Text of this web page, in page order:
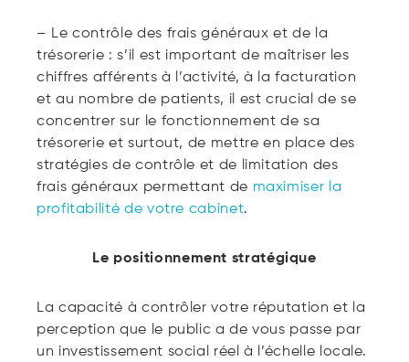
– Le contrôle des frais généraux et de la
trésorerie : s’il est important de maîtriser les
chiffres afférents à l’activité, à la facturation
et au nombre de patients, il est crucial de se
concentrer sur le fonctionnement de sa
trésorerie et surtout, de mettre en place des
stratégies de contrôle et de limitation des
frais généraux permettant de maximiser la
profitabilité de votre cabinet.
Le positionnement stratégique
La capacité à contrôler votre réputation et la
perception que le public a de vous passe par
un investissement social réel à l’échelle locale.